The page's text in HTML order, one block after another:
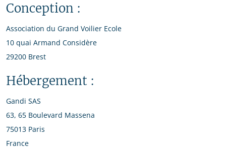
Conception :
Association du Grand Voilier Ecole
10 quai Armand Considère
29200 Brest
Hébergement :
Gandi SAS
63, 65 Boulevard Massena
75013 Paris
France